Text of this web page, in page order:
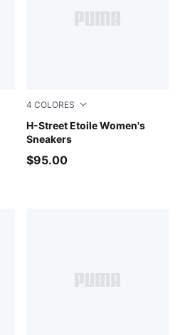
4 COLORES
H-Street Etoile Women's
Sneakers
Buttercream-Vapor Gray-
$95.00